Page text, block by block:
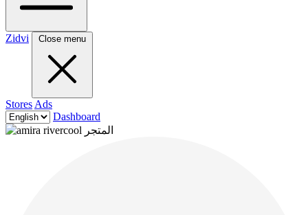
Zidvi Close menu
Stores Ads
Dashboard